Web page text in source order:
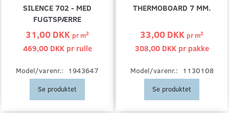
SILENCE 702 - MED
FUGTSPÆRRE
31,00 DKK prm2
469,00 DKK pr rulle
Model/varenr.: 1943647
Se produktet
THERMOBOARD 7 MM.
33,00 DKK prm2
308,00 DKK pr pakke
Model/varenr.: 1130108
Se produktet